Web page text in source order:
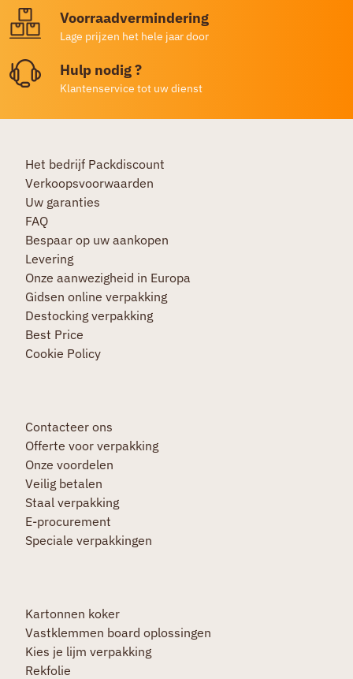
Voorraadvermindering
Lage prijzen het hele jaar door
Hulp nodig ?
Klantenservice tot uw dienst
Het bedrijf Packdiscount
Verkoopsvoorwaarden
Uw garanties
FAQ
Bespaar op uw aankopen
Levering
Onze aanwezigheid in Europa
Gidsen online verpakking
Destocking verpakking
Best Price
Cookie Policy
Contacteer ons
Offerte voor verpakking
Onze voordelen
Veilig betalen
Staal verpakking
E-procurement
Speciale verpakkingen
Kartonnen koker
Vastklemmen board oplossingen
Kies je lijm verpakking
Rekfolie